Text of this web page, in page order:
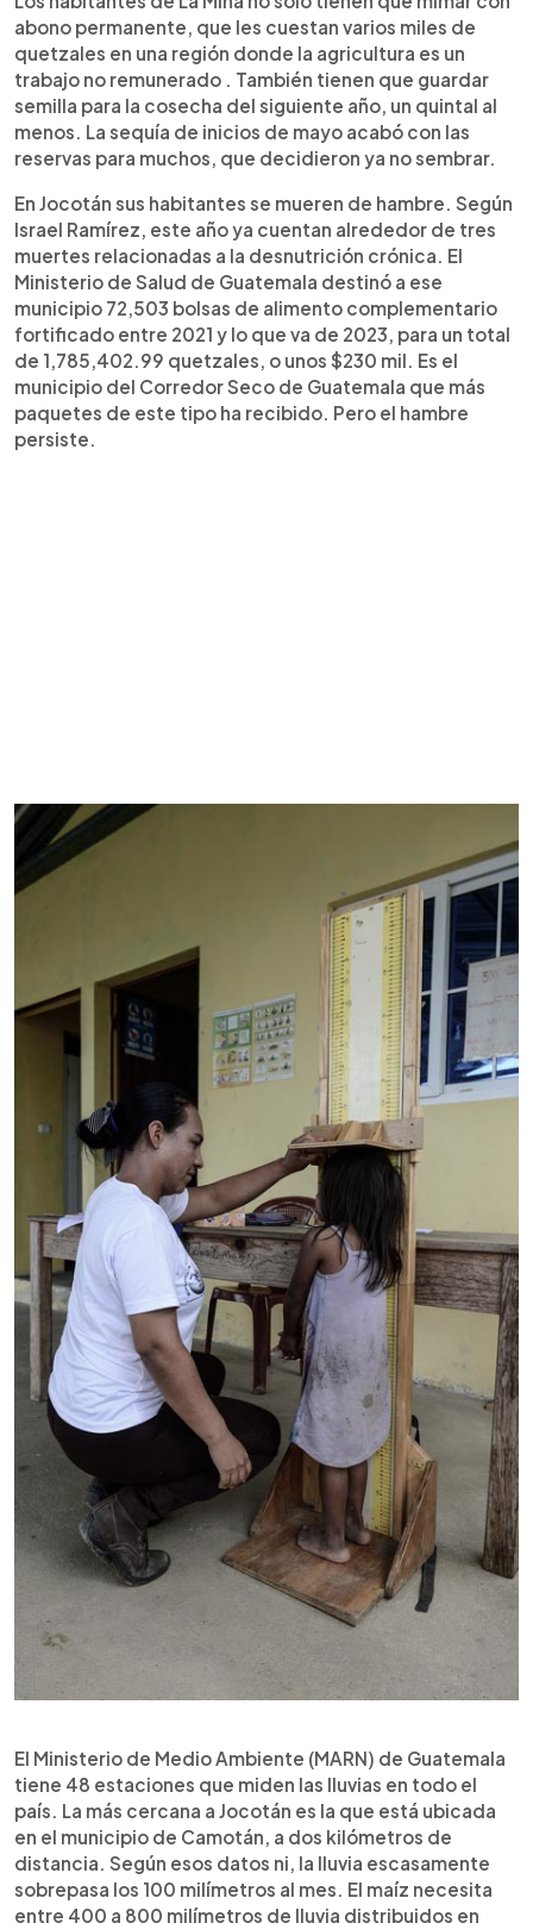
abono permanente, que les cuestan varios miles de
quetzales en una región donde la agricultura es un
trabajo no remunerado . También tienen que guardar
semilla para la cosecha del siguiente año, un quintal al
menos. La sequía de inicios de mayo acabó con las
reservas para muchos, que decidieron ya no sembrar.
En Jocotán sus habitantes se mueren de hambre. Según
Israel Ramírez, este año ya cuentan alrededor de tres
muertes relacionadas a la desnutrición crónica. El
Ministerio de Salud de Guatemala destinó a ese
municipio 72,503 bolsas de alimento complementario
fortificado entre 2021 y lo que va de 2023, para un total
de 1,785,402.99 quetzales, o unos $230 mil. Es el
municipio del Corredor Seco de Guatemala que más
paquetes de este tipo ha recibido. Pero el hambre
persiste.
El Ministerio de Medio Ambiente (MARN) de Guatemala
tiene 48 estaciones que miden las lluvias en todo el
país. La más cercana a Jocotán es la que está ubicada
en el municipio de Camotán, a dos kilómetros de
distancia. Según esos datos ni, la lluvia escasamente
sobrepasa los 100 milímetros al mes. El maíz necesita
entre 400 a 800 milímetros de lluvia distribuidos en